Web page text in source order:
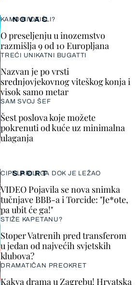
SPORT
CIPELARILI GA DOK JE LEŽAO
VIDEO Pojavila se nova snimka
tučnjave BBB-a i Torcide: "Je*ote,
pa ubit će ga!"
STIŽE KAPETANU?
Stoper Vatrenih pred transferom
u jedan od najvećih svjetskih
klubova?
DRAMATIČAN PREOKRET
Kakva drama u Zagrebu! Hrvatska
NOVAC
KAMO BI OTIŠLI?
O preseljenju u inozemstvo
razmišlja 9 od 10 Europljana
TREĆI UNIKATNI BUGATTI
Nazvan je po vrsti
srednjovjekovnog viteškog konja i
visok samo metar
SAM SVOJ ŠEF
Šest poslova koje možete
pokrenuti od kuće uz minimalna
ulaganja